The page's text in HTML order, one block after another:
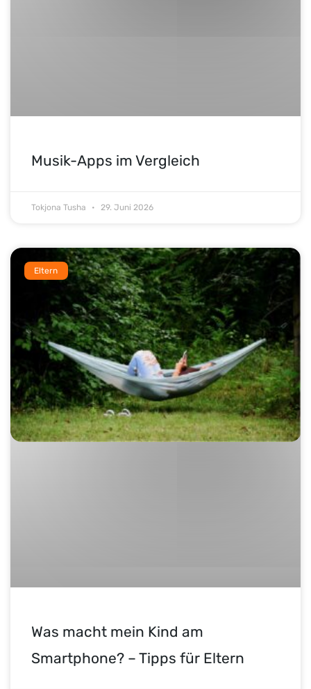
Musik-Apps im Vergleich
Tokjona Tusha 29. Juni 2026
Eltern
Was macht mein Kind am
Smartphone? – Tipps für Eltern